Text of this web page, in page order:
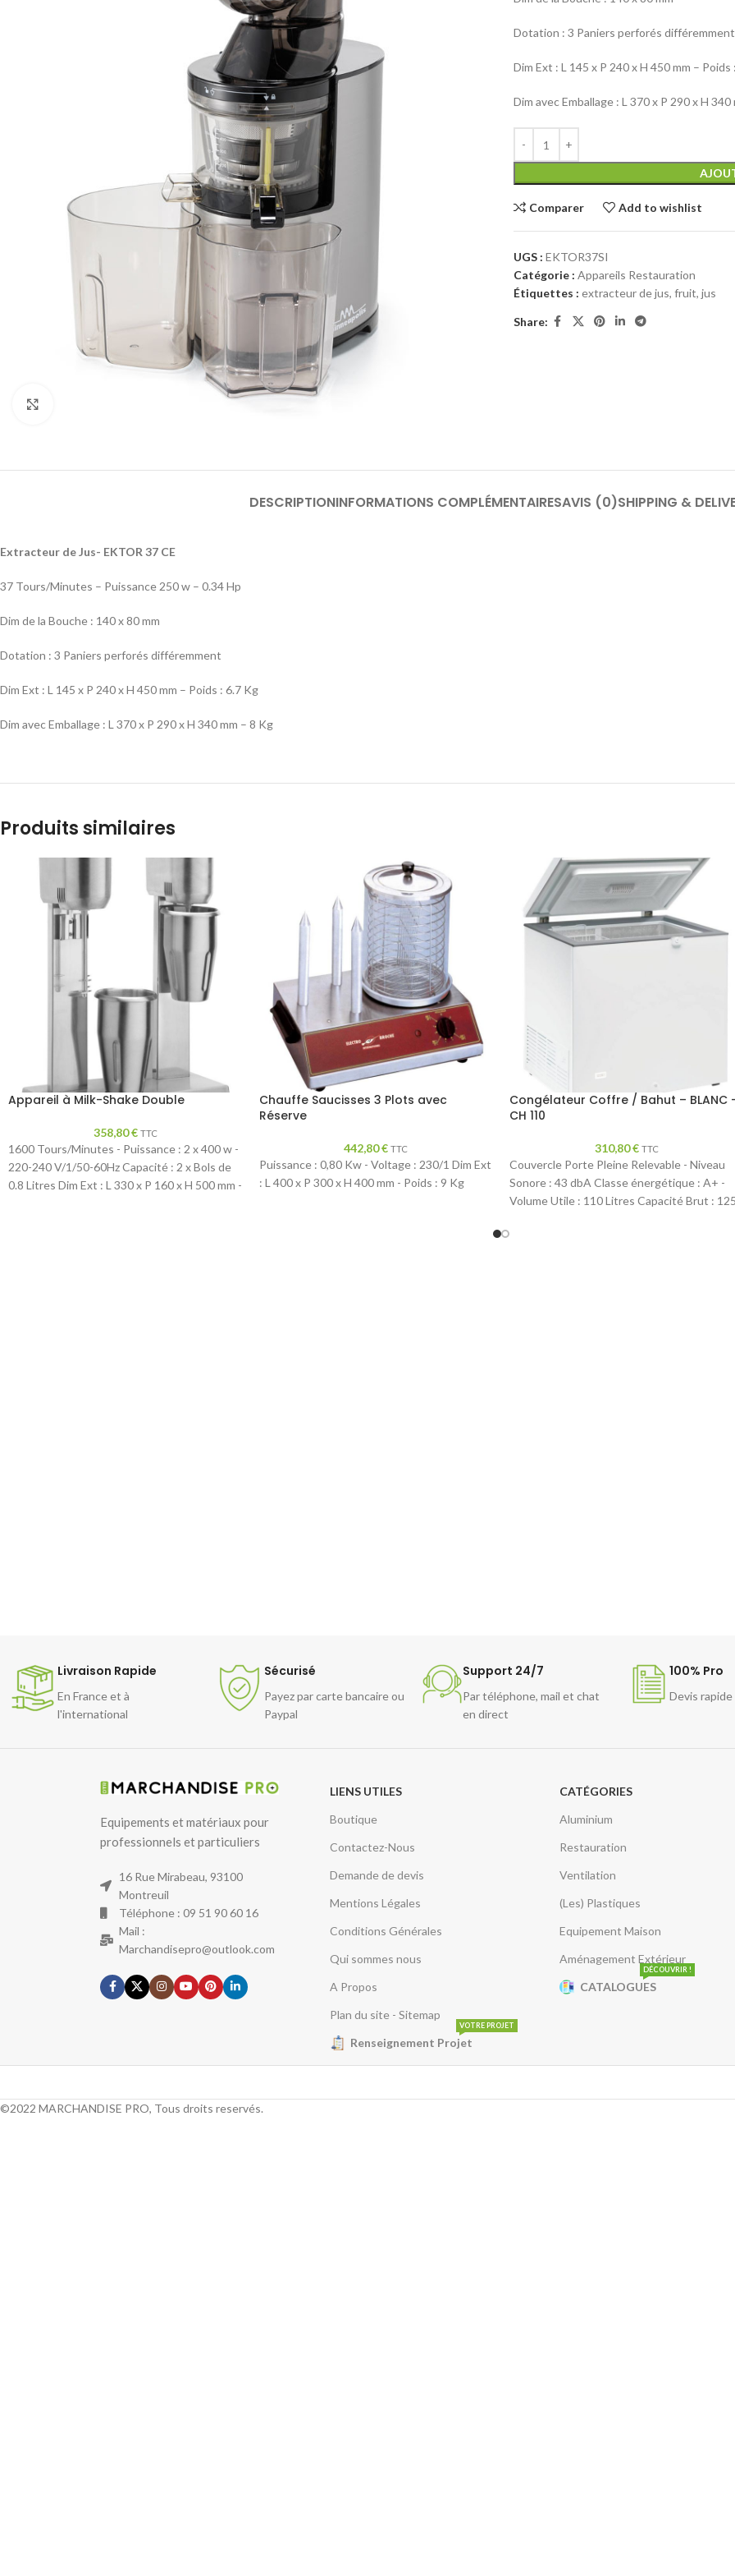
Dotation : 3 Paniers perforés différemment
Dim Ext : L 145 x P 240 x H 450 mm – Poids
Dim avec Emballage : L 370 x P 290 x H 340
Comparer Add to wishlist
UGS : EKTOR37SI
Catégorie : Appareils Restauration
Étiquettes : extracteur de jus, fruit, jus
Share:
DESCRIPTIONINFORMATIONS COMPLÉMENTAIRESAVIS (0)SHIPPING &
Extracteur de Jus- EKTOR 37 CE
37 Tours/Minutes – Puissance 250 w – 0.34 Hp
Dim de la Bouche : 140 x 80 mm
Dotation : 3 Paniers perforés différemment
Dim Ext : L 145 x P 240 x H 450 mm – Poids : 6.7 Kg
Dim avec Emballage : L 370 x P 290 x H 340 mm – 8 Kg
Produits similaires
Appareil à Milk-Shake Double
358,80€ TTC
1600 Tours/Minutes - Puissance : 2 x 400 w -
220-240 V/1/50-60Hz Capacité : 2 x Bols de
0.8 Litres Dim Ext : L 330 x P 160 x H 500 mm -
Chauffe Saucisses 3 Plots avec
Réserve
442,80€ TTC
Puissance : 0,80 Kw - Voltage : 230/1 Dim Ext
: L 400 x P 300 x H 400 mm - Poids : 9 Kg
Congélateur Coffre / Bahut – BLANC
CH 110
310,80€ TTC
Couvercle Porte Pleine Relevable - Niveau
Sonore : 43 dbA Classe énergétique : A+ -
Volume Utile : 110 Litres Capacité Brut :
Livraison Rapide
En France et à
l'international
Sécurisé
Payez par carte bancaire ou
Paypal
Support 24/7
Par téléphone, mail et chat
en direct
100% Pro
Devis
Equipements et matériaux pour
professionnels et particuliers
16 Rue Mirabeau, 93100
Montreuil
Téléphone : 09 51 90 60 16
Mail :
Marchandisepro@outlook.com
LIENS UTILES
Boutique
Contactez-Nous
Demande de devis
Mentions Légales
Conditions Générales
Qui sommes nous
A Propos
Plan du site - Sitemap
Renseignement Projet
VOTRE PROJET
CATÉGORIES
Aluminium
Restauration
Ventilation
(Les) Plastiques
Equipement Maison
Aménagement Extérieur
CATALOGUES
DÉCOUVRIR !
©2022 MARCHANDISE PRO, Tous droits reservés.